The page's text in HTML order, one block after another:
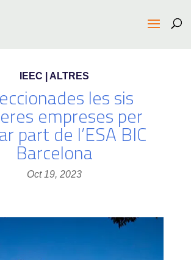
IEEC | ALTRES
les sis
empreses per
part de l’ESA BIC
Barcelona
Oct 19, 2023